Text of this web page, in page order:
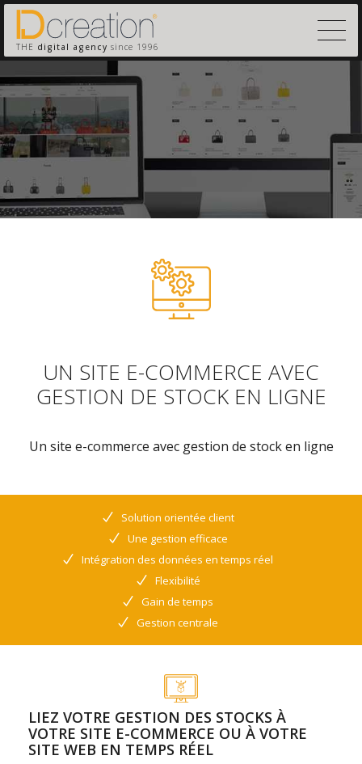
THE digital agency since 1996
UN SITE E-COMMERCE AVEC
GESTION DE STOCK EN LIGNE
Un site e-commerce avec gestion de stock en ligne
Solution orientée client
Une gestion efficace
Intégration des données en temps réel
Flexibilité
Gain de temps
Gestion centrale
LIEZ VOTRE GESTION DES STOCKS À
VOTRE SITE E-COMMERCE OU À VOTRE
SITE WEB EN TEMPS RÉEL